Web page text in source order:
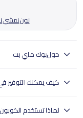
نوننمشي
حولبوك ماي بت
الأليفة والخدمات البيطرية
كيف يمكنك التوفير
الشخصية، وزيارات الطبيب
لماذا تستخدم